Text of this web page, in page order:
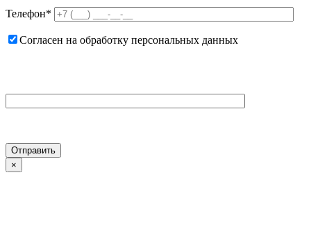
Телефон*
Согласен на обработку персональных данных
×